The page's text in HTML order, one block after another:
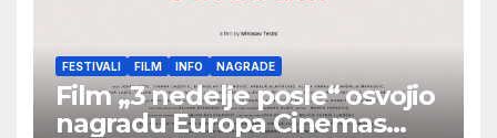
FESTIVALI FILM INFO NAGRADE
Film „3 nedelje posle“ osvojio
nagradu Europa Cinemas